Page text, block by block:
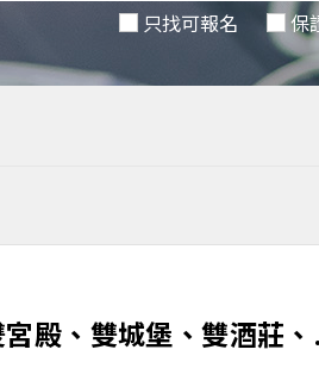
只找可報名 保
殿、雙城堡、雙酒莊